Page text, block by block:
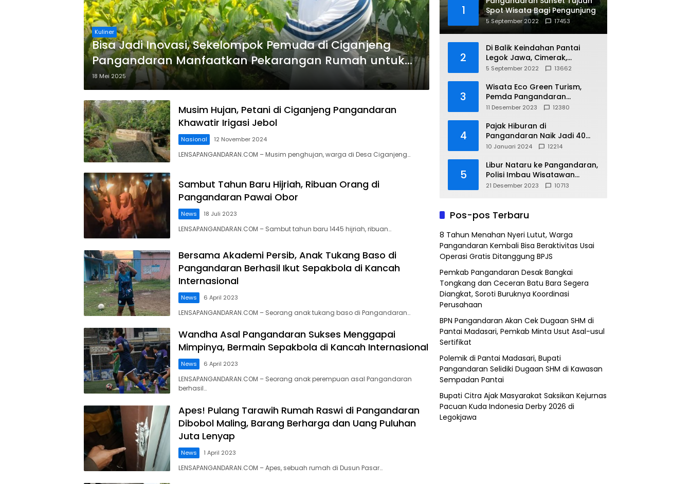
Kuliner
Bisa Jadi Inovasi, Sekelompok Pemuda di Ciganjeng
Pangandaran Manfaatkan Pekarangan Rumah untuk
Tanam Cabe
18 Mei 2025
Musim Hujan, Petani di Ciganjeng Pangandaran
Khawatir Irigasi Jebol
Nasional 12 November 2024
LENSAPANGANDARAN.COM – Musim penghujan, warga di Desa Ciganjeng…
Sambut Tahun Baru Hijriah, Ribuan Orang di
Pangandaran Pawai Obor
News 18 Juli 2023
LENSAPANGANDARAN.COM – Sambut tahun baru 1445 hijriah, ribuan…
Bersama Akademi Persib, Anak Tukang Baso di
Pangandaran Berhasil Ikut Sepakbola di Kancah
Internasional
News 6 April 2023
LENSAPANGANDARAN.COM – Seorang anak tukang baso di Pangandaran…
Wandha Asal Pangandaran Sukses Menggapai
Mimpinya, Bermain Sepakbola di Kancah Internasional
News 6 April 2023
LENSAPANGANDARAN.COM – Seorang anak perempuan asal Pangandaran
berhasil…
Apes! Pulang Tarawih Rumah Raswi di Pangandaran
Dibobol Maling, Barang Berharga dan Uang Puluhan
Juta Lenyap
News 1 April 2023
LENSAPANGANDARAN.COM – Apes, sebuah rumah di Dusun Pasar…
1
Spot Wisata Bagi Pengunjung
5 September 2022 17453
2
Di Balik Keindahan Pantai
Legok Jawa, Cimerak,
Pangandaran
5 September 2022 13662
3
Wisata Eco Green Turism,
Pemda Pangandaran
Gandeng PLN
11 Desember 2023 12380
4
Pajak Hiburan di
Pangandaran Naik Jadi 40
Persen
10 Januari 2024 12214
5
Libur Nataru ke Pangandaran,
Polisi Imbau Wisatawan
Gunakan Jalur Arteri
21 Desember 2023 10713
Pos-pos Terbaru
8 Tahun Menahan Nyeri Lutut, Warga
Pangandaran Kembali Bisa Beraktivitas Usai
Operasi Gratis Ditanggung BPJS
Pemkab Pangandaran Desak Bangkai
Tongkang dan Ceceran Batu Bara Segera
Diangkat, Soroti Buruknya Koordinasi
Perusahaan
BPN Pangandaran Akan Cek Dugaan SHM di
Pantai Madasari, Pemkab Minta Usut Asal-usul
Sertifikat
Polemik di Pantai Madasari, Bupati
Pangandaran Selidiki Dugaan SHM di Kawasan
Sempadan Pantai
Bupati Citra Ajak Masyarakat Saksikan Kejurnas
Pacuan Kuda Indonesia Derby 2026 di
Legokjawa